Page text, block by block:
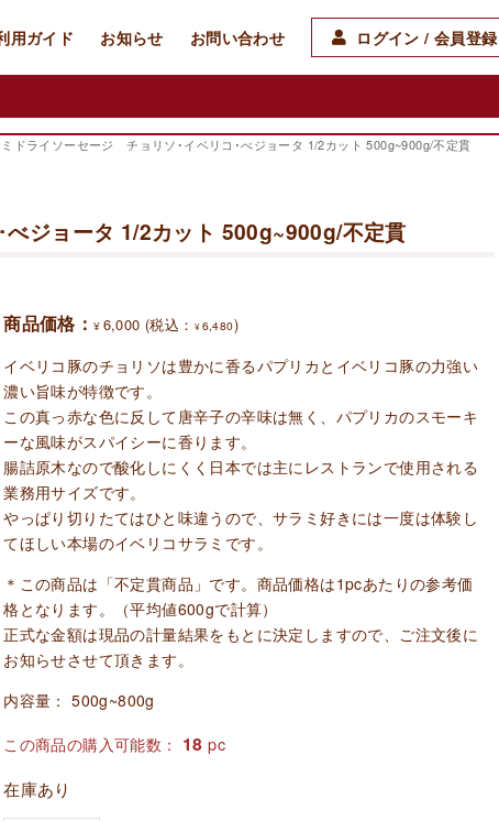
用ガイド お知らせ お問い合わせ ログイン / 会員登録
ミドライソーセージ チョリソ･イベリコ･べジョータ 1/2カット 500g~900g/不定貫
ジョータ 1/2カット 500g~900g/不定貫
商品価格：¥ 6,000 (税込： ¥6,480)
イベリコ豚のチョリソは豊かに香るパプリカとイベリコ豚の力強い
濃い旨味が特徴です。
この真っ赤な色に反して唐辛子の辛味は無く、パプリカのスモーキ
ーな風味がスパイシーに香ります。
腸詰原木なので酸化しにくく日本では主にレストランで使用される
業務用サイズです。
やっぱり切りたてはひと味違うので、サラミ好きには一度は体験し
てほしい本場のイベリコサラミです。
＊この商品は「不定貫商品」です。商品価格は1pcあたりの参考価
格となります。（平均値600gで計算）
正式な金額は現品の計量結果をもとに決定しますので、ご注文後に
お知らせさせて頂きます。
内容量： 500g~800g
この商品の購入可能数： 18 pc
在庫あり